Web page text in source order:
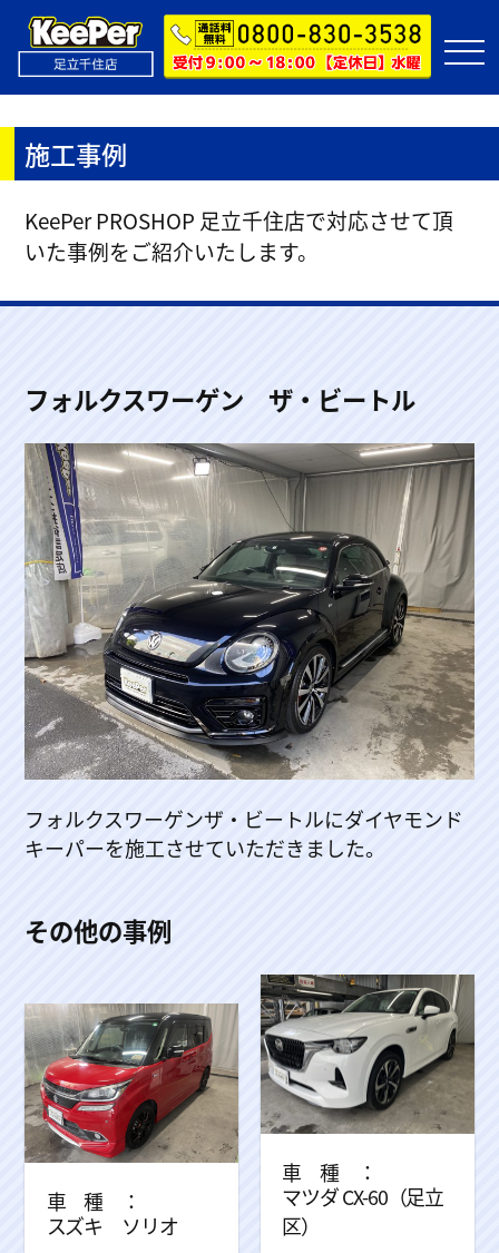
施工事例
KeePer PROSHOP 足立千住店で対応させて頂
いた事例をご紹介いたします。
フォルクスワーゲン ザ・ビートル
フォルクスワーゲンザ・ビートルにダイヤモンド
キーパーを施工させていただきました。
その他の事例
スズキ ソリオ
マツダ CX-60（足立
区）